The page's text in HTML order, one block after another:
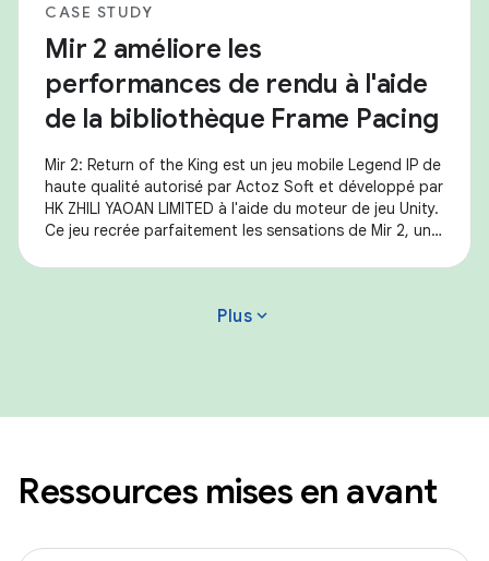
CASE STUDY
Mir 2 améliore les
performances de rendu à l'aide
de la bibliothèque Frame Pacing
Mir 2: Return of the King est un jeu mobile Legend IP de
haute qualité autorisé par Actoz Soft et développé par
HK ZHILI YAOAN LIMITED à l'aide du moteur de jeu Unity.
Ce jeu recrée parfaitement les sensations de Mir 2, un
Plus expand_more
Ressources mises en avant